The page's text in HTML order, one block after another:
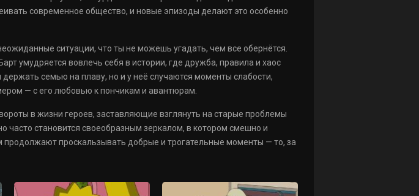
современное общество, и новые эпизоды делают это особенно
ситуации, что ты не можешь угадать, чем все обернётся.
умудряется вовлечь себя в истории, где дружба, правила и хаос
семью на плаву, но и у неё случаются моменты слабости,
— с его любовью к пончикам и авантюрам.
в жизни героев, заставляющие взглянуть на старые проблемы
часто становится своеобразным зеркалом, в котором смешно и
проскальзывать добрые и трогательные моменты — то, за